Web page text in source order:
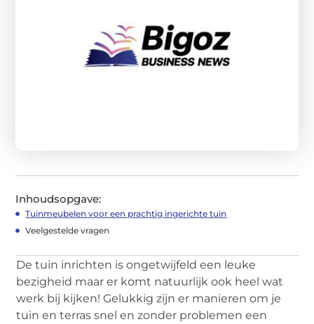
Inhoudsopgave:
Tuinmeubelen voor een prachtig ingerichte tuin
Veelgestelde vragen
De tuin inrichten is ongetwijfeld een leuke
bezigheid maar er komt natuurlijk ook heel wat
werk bij kijken! Gelukkig zijn er manieren om je
tuin en terras snel en zonder problemen een